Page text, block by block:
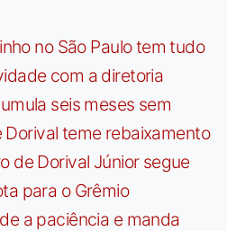
no São Paulo tem tudo
com a diretoria
seis meses sem
Dorival teme rebaixamento
de Dorival Júnior segue
para o Grêmio
a paciência e manda